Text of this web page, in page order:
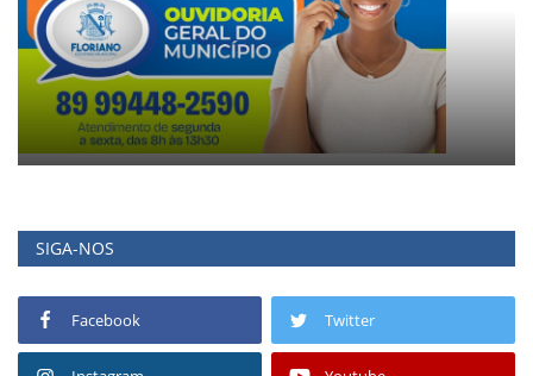
SIGA-NOS
Facebook Twitter